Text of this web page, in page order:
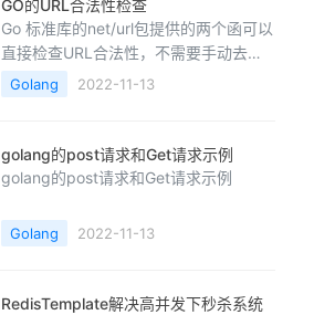
GO的URL合法性检查
Go 标准库的net/url包提供的两个函可以
直接检查URL合法性，不需要手动去正
则匹配校验。 下面可以直接使用
ParseRequestURI()函数解析URL，当
存在或注册，不会检查的，举个例
子:package&nbsp;main &nbsp
Golang 2022-11-13
golang的post请求和Get请求示例
golang的post请求和Get请求示例
Golang 2022-11-13
RedisTemplate解决高并发下秒杀系统